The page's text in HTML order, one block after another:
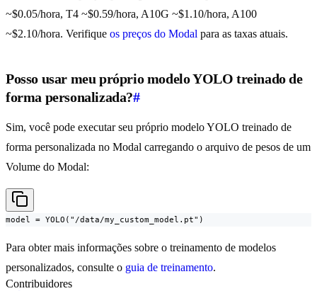
~$0.05/hora, T4 ~$0.59/hora, A10G ~$1.10/hora, A100
~$2.10/hora. Verifique os preços do Modal para as taxas atuais.
Posso usar meu próprio modelo YOLO treinado de
forma personalizada?#
Sim, você pode executar seu próprio modelo YOLO treinado de
forma personalizada no Modal carregando o arquivo de pesos de um
Volume do Modal:
model = YOLO("/data/my_custom_model.pt")
Para obter mais informações sobre o treinamento de modelos
personalizados, consulte o guia de treinamento.
Contribuidores